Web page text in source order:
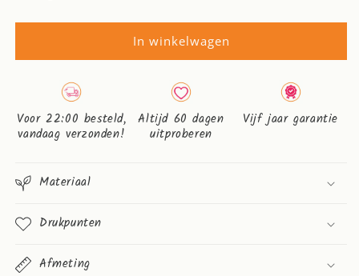
In winkelwagen
Voor 22:00 besteld,
vandaag verzonden!
Altijd 60 dagen
uitproberen
Vijf jaar garantie
Materiaal
Drukpunten
Afmeting